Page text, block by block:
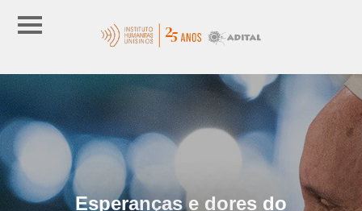
Esperanças e dores do